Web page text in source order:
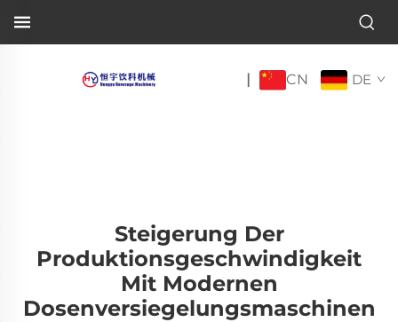
| CN DE
Steigerung Der
Produktionsgeschwindigkeit
Mit Modernen
Dosenversiegelungsmaschinen